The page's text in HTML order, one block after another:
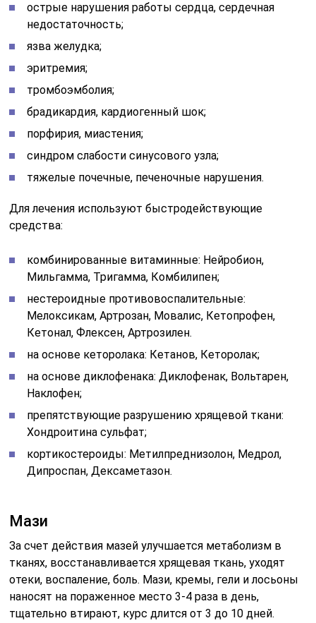
острые нарушения работы сердца, сердечная
недостаточность;
язва желудка;
эритремия;
тромбоэмболия;
брадикардия, кардиогенный шок;
порфирия, миастения;
синдром слабости синусового узла;
тяжелые почечные, печеночные нарушения.
Для лечения используют быстродействующие
средства:
комбинированные витаминные: Нейробион,
Мильгамма, Тригамма, Комбилипен;
нестероидные противовоспалительные:
Мелоксикам, Артрозан, Мовалис, Кетопрофен,
Кетонал, Флексен, Артрозилен.
на основе кеторолака: Кетанов, Кеторолак;
на основе диклофенака: Диклофенак, Вольтарен,
Наклофен;
препятствующие разрушению хрящевой ткани:
Хондроитина сульфат;
кортикостероиды: Метилпреднизолон, Медрол,
Дипроспан, Дексаметазон.
Мази
За счет действия мазей улучшается метаболизм в
тканях, восстанавливается хрящевая ткань, уходят
отеки, воспаление, боль. Мази, кремы, гели и лосьоны
наносят на пораженное место 3-4 раза в день,
тщательно втирают, курс длится от 3 до 10 дней.